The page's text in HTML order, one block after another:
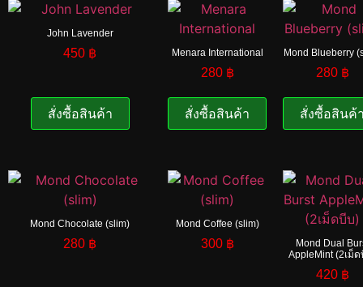
John Lavender
450 ฿
สั่งซื้อสินค้า
Menara International
280 ฿
สั่งซื้อสินค้า
Mond Blueberry
280 ฿
สั่งซื้อสินค้
Mond Chocolate (slim)
280 ฿
Mond Coffee (slim)
300 ฿
Mond Dual
AppleMint (2เม็
420 ฿